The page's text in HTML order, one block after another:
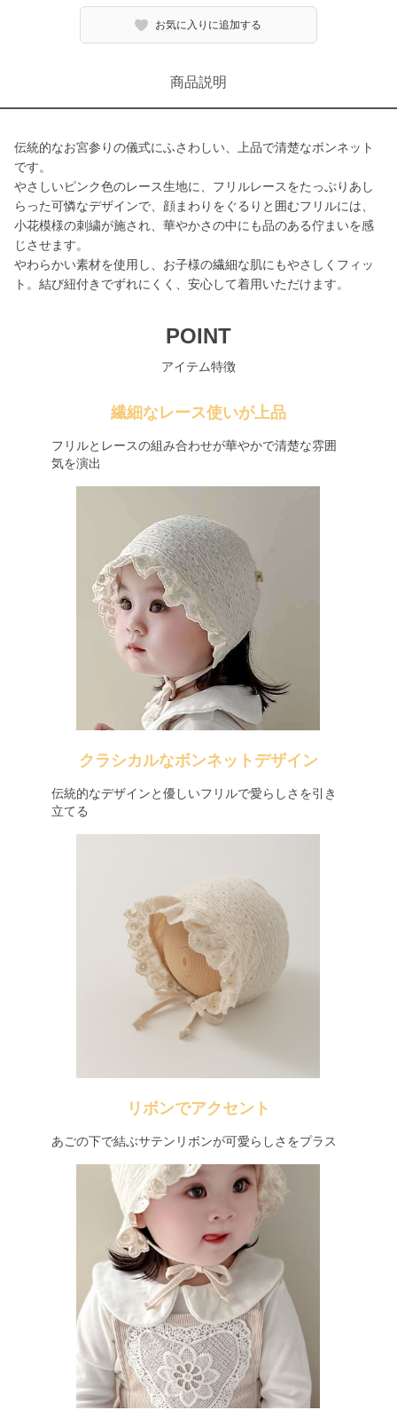
お気に入りに追加する
商品説明
伝統的なお宮参りの儀式にふさわしい、上品で清楚なボンネット
です。
やさしいピンク色のレース生地に、フリルレースをたっぷりあし
らった可憐なデザインで、顔まわりをぐるりと囲むフリルには、
小花模様の刺繍が施され、華やかさの中にも品のある佇まいを感
じさせます。
やわらかい素材を使用し、お子様の繊細な肌にもやさしくフィッ
ト。結び紐付きでずれにくく、安心して着用いただけます。
POINT
アイテム特徴
繊細なレース使いが上品
フリルとレースの組み合わせが華やかで清楚な雰囲
気を演出
クラシカルなボンネットデザイン
伝統的なデザインと優しいフリルで愛らしさを引き
立てる
リボンでアクセント
あごの下で結ぶサテンリボンが可愛らしさをプラス